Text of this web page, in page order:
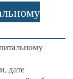
дате